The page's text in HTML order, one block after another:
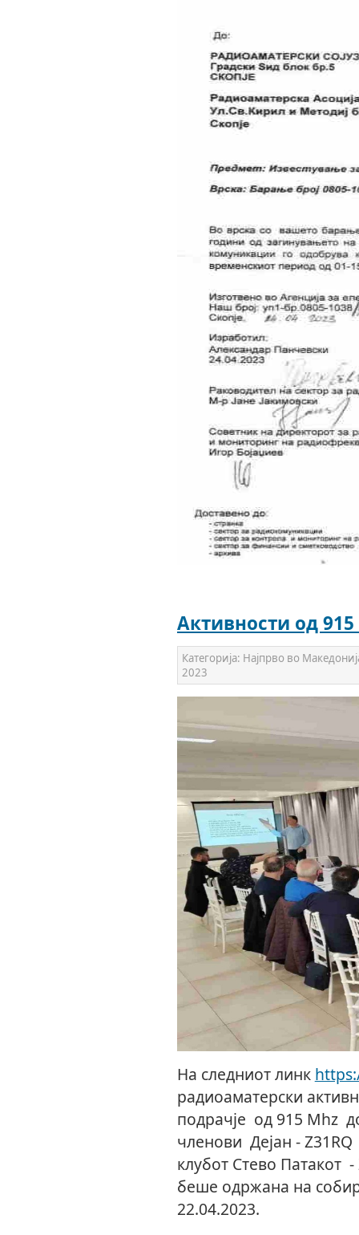
Активности од 915
Категорија: Најпрво во
2023
На следниот линк
радиоаматерски
подрачје од 915 Mhz
членови Дејан -
клубот Стево Патакот -
беше одржана на
22.04.2023.